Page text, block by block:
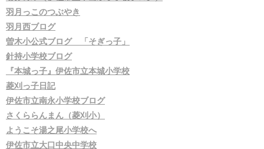
羽月っこのつぶやき
羽月西ブログ
曽木小公式ブログ 「そぎっ子」
針持小学校ブログ
『本城っ子』伊佐市立本城小学校
菱刈っ子日記
伊佐市立南永小学校ブログ
さくららんまん（菱刈小）
ようこそ湯之尾小学校へ
伊佐市立大口中央中学校